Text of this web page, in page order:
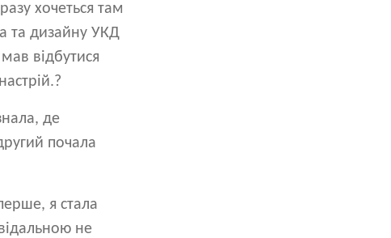
хочеться там
та дизайну УКД
відбутися
де
почала
я стала
не